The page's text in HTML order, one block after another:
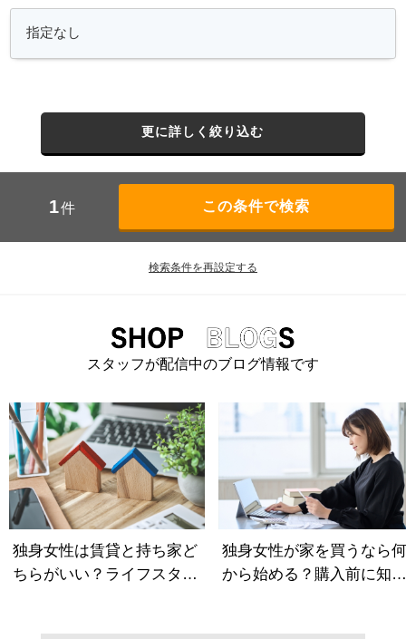
更に詳しく絞り込む
1件
検索条件を再設定する
スタッフが配信中のブログ情報です